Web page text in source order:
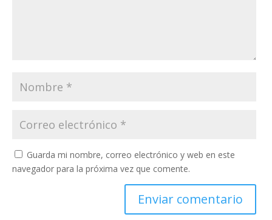
Guarda mi nombre, correo electrónico y web en este
navegador para la próxima vez que comente.